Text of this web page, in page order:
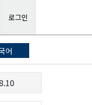
로그인
어